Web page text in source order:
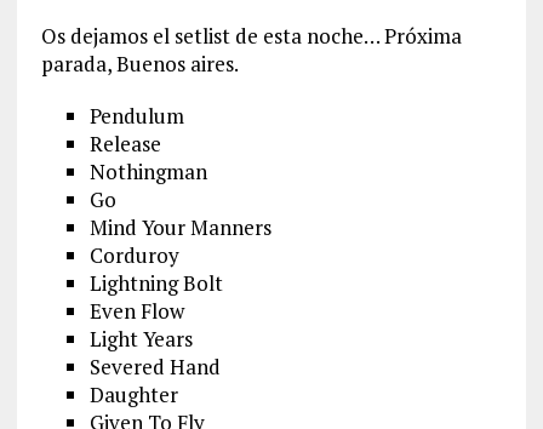
Os dejamos el setlist de esta noche… Próxima
parada, Buenos aires.
Pendulum
Release
Nothingman
Go
Mind Your Manners
Corduroy
Lightning Bolt
Even Flow
Light Years
Severed Hand
Daughter
Given To Fly